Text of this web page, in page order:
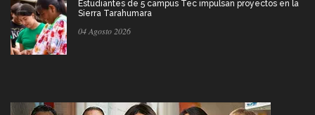
Estudiantes de 5 campus Tec impulsan proyectos en la
Sierra Tarahumara
04 Agosto 2026